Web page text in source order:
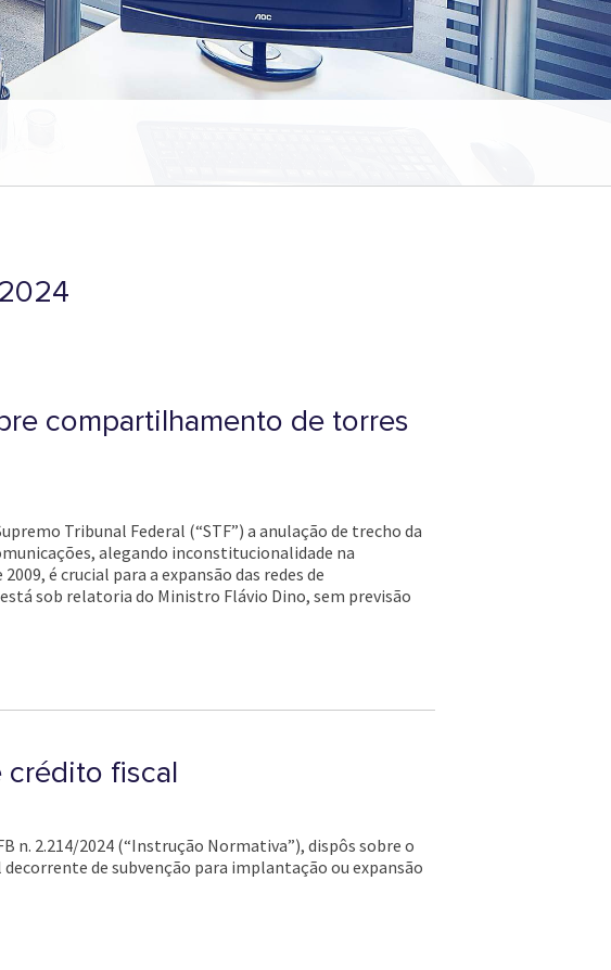
compartilhamento de torres
Tribunal Federal (“STF”) a anulação de trecho da
alegando inconstitucionalidade na
é crucial para a expansão das redes de
sob relatoria do Ministro Flávio Dino, sem previsão
crédito fiscal
n. 2.214/2024 (“Instrução Normativa”), dispôs sobre o
de subvenção para implantação ou expansão